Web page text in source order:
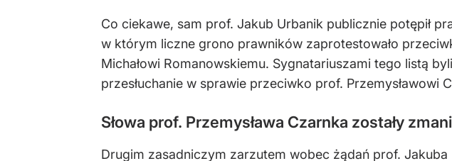
Co ciekawe, sam prof. Jakub Urbanik publicznie potępił
w którym liczne grono prawników zaprotestowało
Michałowi Romanowskiemu. Sygnatariuszami tego listą
przesłuchanie w sprawie przeciwko prof. Przemysławowi
Słowa prof. Przemysława Czarnka zostały
Drugim zasadniczym zarzutem wobec żądań prof.